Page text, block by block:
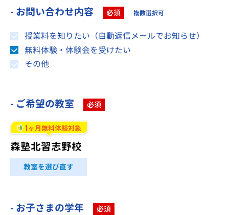
- お問い合わせ内容 必須 複数選択可
授業料を知りたい（自動返信メールでお知らせ）
無料体験・体験会を受けたい
その他
- ご希望の教室 必須
1ヶ月無料体験対象
森塾北習志野校
教室を選び直す
- お子さまの学年 必須